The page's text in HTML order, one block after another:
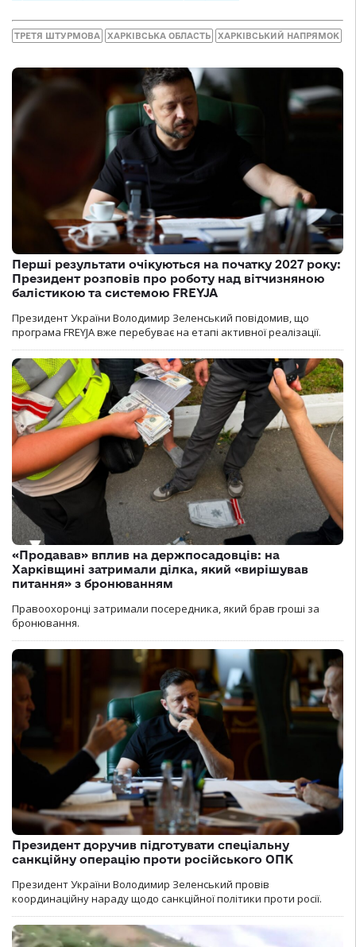
ТРЕТЯ ШТУРМОВА ХАРКІВСЬКА ОБЛАСТЬ ХАРКІВСЬКИЙ НАПРЯМОК
Перші результати очікуються на початку 2027 року:
Президент розповів про роботу над вітчизняною
балістикою та системою FREYJA
Президент України Володимир Зеленський повідомив, що
програма FREYJA вже перебуває на етапі активної реалізації.
«Продавав» вплив на держпосадовців: на
Харківщині затримали ділка, який «вирішував
питання» з бронюванням
Правоохоронці затримали посередника, який брав гроші за
бронювання.
Президент доручив підготувати спеціальну
санкційну операцію проти російського ОПК
Президент України Володимир Зеленський провів
координаційну нараду щодо санкційної політики проти росії.